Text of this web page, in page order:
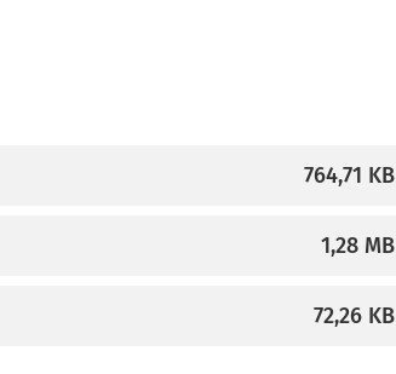
764,71 KB
1,28 MB
72,26 KB